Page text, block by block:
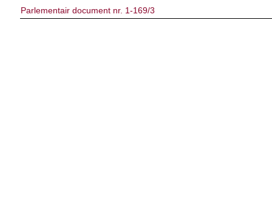
Parlementair document nr. 1-169/3